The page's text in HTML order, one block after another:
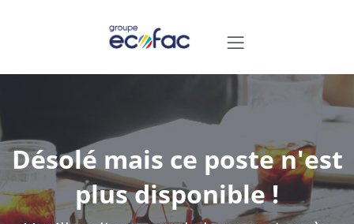
Désolé mais ce poste n'est
plus disponible !